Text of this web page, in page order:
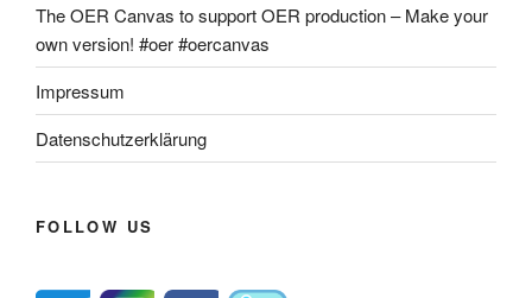
The OER Canvas to support OER production – Make your
own version! #oer #oercanvas
Impressum
Datenschutzerklärung
FOLLOW US